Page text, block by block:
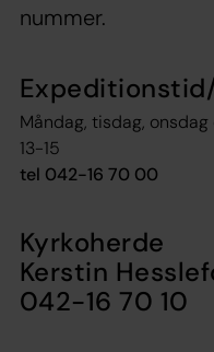
nummer.
Måndag, tisdag,
13-15
tel 042-16 70 00
Kyrkoherde
Kerstin
042-16 70 10